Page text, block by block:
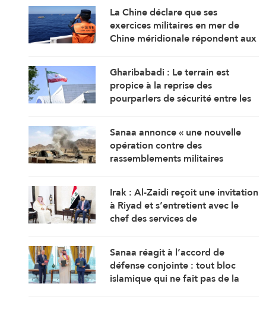
La Chine déclare que ses
exercices militaires en mer de
Chine méridionale répondent aux
Gharibabadi : Le terrain est
propice à la reprise des
pourparlers de sécurité entre les
Sanaa annonce « une nouvelle
opération contre des
rassemblements militaires
Irak : Al-Zaidi reçoit une invitation
à Riyad et s’entretient avec le
chef des services de
Sanaa réagit à l’accord de
défense conjointe : tout bloc
islamique qui ne fait pas de la